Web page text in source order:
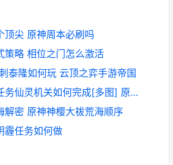
顶尖 原神周本必刷吗
策略 相位之门怎么激活
泰隆如何玩 云顶之弈手游帝国
原神阿贝多传说任务仙灵机关如何完成[多图] 原神阿贝多传说任务怎么触发
解密 原神神樱大祓荒海顺序
霾任务如何做